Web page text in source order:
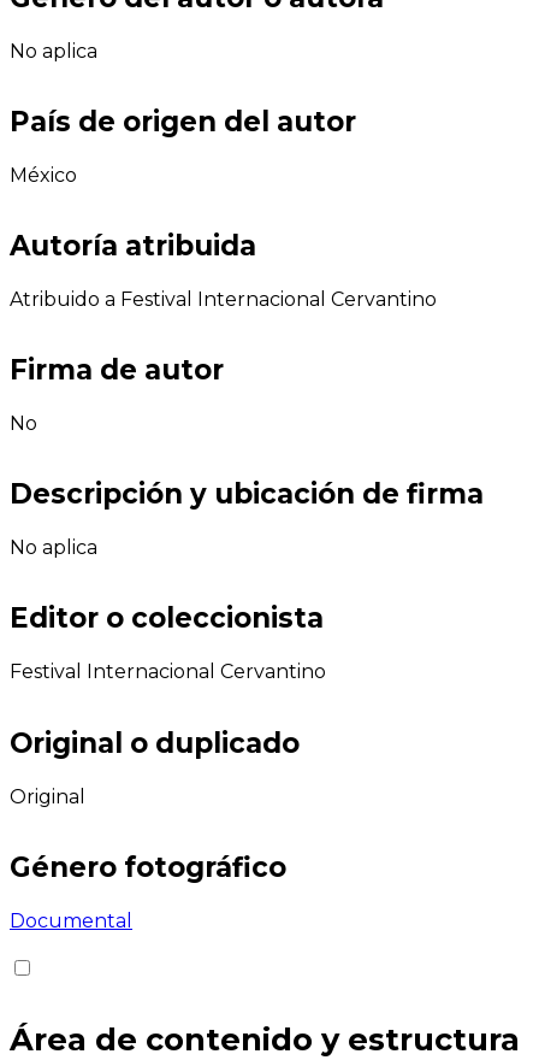
No aplica
País de origen del autor
México
Autoría atribuida
Atribuido a Festival Internacional Cervantino
Firma de autor
No
Descripción y ubicación de firma
No aplica
Editor o coleccionista
Festival Internacional Cervantino
Original o duplicado
Original
Género fotográfico
Documental
Área de contenido y estructura